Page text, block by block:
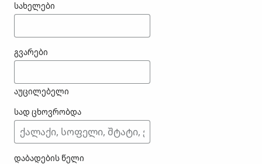
სახელები
გვარები
აუცილებელი
სად ცხოვრობდა
დაბადების წელი